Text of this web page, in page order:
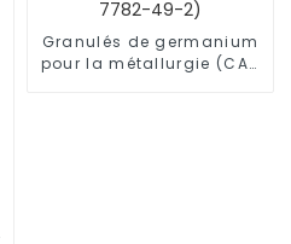
Granulés de germanium
pour la métallurgie (CAS